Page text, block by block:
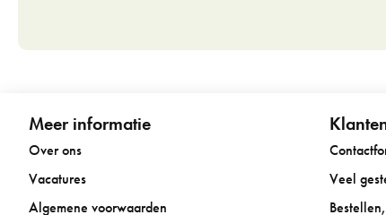
Meer informatie
Over ons
Vacatures
Algemene voorwaarden
Veel